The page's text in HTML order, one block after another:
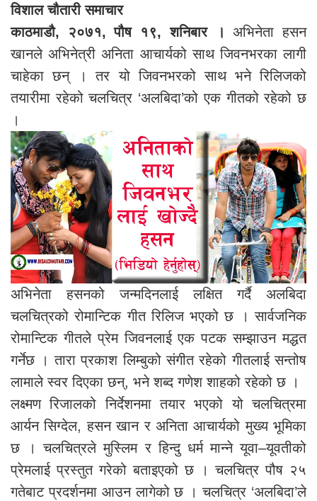
विशाल चौतारी समाचार
काठमाडौ, २०७१, पौष १९, शनिबार ।
अभिनेता हसन
खानले अभिनेत्री अनिता आचार्यको साथ जिवनभरका लागी
चाहेका छन् । तर यो जिवनभरको साथ भने रिलिजको
तयारीमा रहेको चलचित्र ‘अलबिदा’को एक गीतको रहेको छ
।
अभिनेता हसनको जन्मदिनलाई लक्षित गर्दै अलबिदा
चलचित्रको रोमान्टिक गीत रिलिज भएको छ । सार्वजनिक
रोमान्टिक गीतले प्रेम जिवनलाई एक पटक सम्झाउन मद्धत
गर्नेछ । तारा प्रकाश लिम्बुको संगीत रहेको गीतलाई सन्तोष
लामाले स्वर दिएका छन्, भने शब्द गणेश शाहको रहेको छ ।
लक्ष्मण रिजालको निर्देशनमा तयार भएको यो चलचित्रमा
आर्यन सिग्देल, हसन खान र अनिता आचार्यको मुख्य भूमिका
छ । चलचित्रले मुस्लिम र हिन्दु धर्म मान्ने यूवा–यूवतीको
प्रेमलाई प्रस्तुत गरेको बताइएको छ । चलचित्र पौष २५
गतेबाट प्रदर्शनमा आउन लागेको छ । चलचित्र ‘अलबिदा’ले